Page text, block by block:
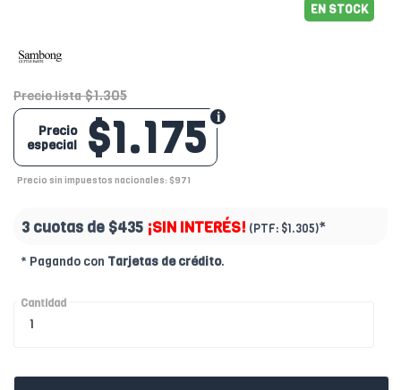
EN STOCK
Precio lista $1.305
$1.175
Precio
especial
Precio sin impuestos nacionales: $971
3 cuotas de $435 ¡SIN INTERÉS! (PTF: $1.305)*
* Pagando con Tarjetas de crédito.
Cantidad